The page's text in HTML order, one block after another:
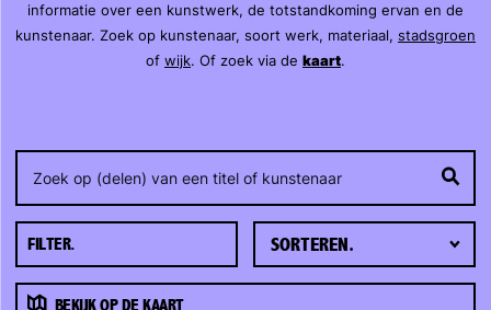
informatie over een kunstwerk, de totstandkoming ervan en de
kunstenaar. Zoek op kunstenaar, soort werk, materiaal, stadsgroen
of wijk. Of zoek via de kaart.
BEKIJK OP DE KAART
FILTER.